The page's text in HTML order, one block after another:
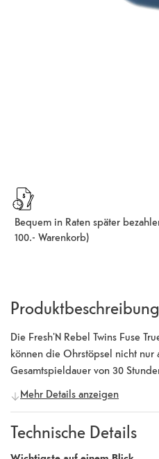
Bequem in Raten später
100.- Warenkorb)
Produktbeschreibung
Die Fresh'N Rebel Twins Fuse
können die Ohrstöpsel nicht nur
Gesamtspieldauer von 30
jedem Aufladen 6 Stunden
Die Ladebox der Twins Fuse ist
geliefert und gewährleisten
sind mit iOS- und Android-
Mehr Details anzeigen
Technische Details